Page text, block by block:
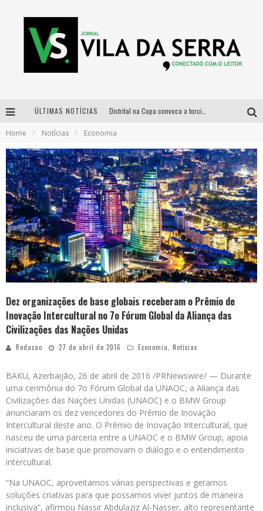
ÚLTIMAS NOTÍCIAS
Cidade Junina se consolida como vitrine estratégica para grandes marcas e se despede com Xand Avião e Mari Fernandez
Designer mineira lança jogo educativo sobre coleta seletiva na maior feira de jogos de tabuleiro da América Latina
Home Notícias Economia
Dez organizações de base globais receberam o Prêmio de
Inovação Intercultural no 7o Fórum Global da Aliança das
Civilizações das Nações Unidas
Redacao 27 de abril de 2016 Economia, Notícias
BAKU, Azerbaijão, 26 de abril de 2016 /PRNewswire/ — Durante
uma cerimônia do 7o Fórum Global da UNAOC, a Aliança das
Civilizações das Nações Unidas (UNAOC) e o BMW Group
anunciaram os dez vencedores do Prêmio de Inovação
Intercultural deste ano. O Prêmio de Inovação Intercultural, que
nasceu de uma parceria entre a UNAOC e o BMW Group, apoia
iniciativas de base que promovam o diálogo e o entendimento
intercultural.
“Na UNAOC, aproveitamos várias perspectivas e geramos
soluções criativas para que possamos viver juntos de maneira
inclusiva”, afirmou Nassir Abdulaziz Al-Nasser, alto representante